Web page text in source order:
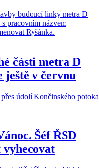
části metra D
ještě v červnu
Šéf ŘSD